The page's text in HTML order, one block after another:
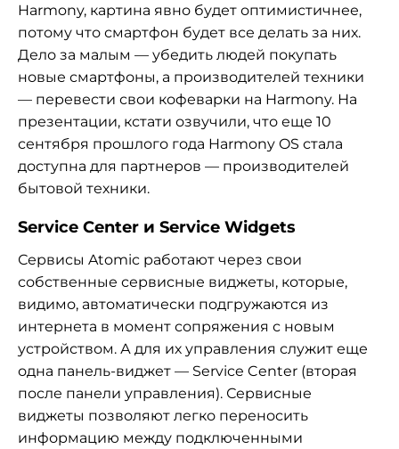
Harmony, картина явно будет оптимистичнее,
потому что смартфон будет все делать за них.
Дело за малым — убедить людей покупать
новые смартфоны, а производителей техники
— перевести свои кофеварки на Harmony. На
презентации, кстати озвучили, что еще 10
сентября прошлого года Harmony OS стала
доступна для партнеров — производителей
бытовой техники.
Service Center и Service Widgets
Сервисы Atomic работают через свои
собственные сервисные виджеты, которые,
видимо, автоматически подгружаются из
интернета в момент сопряжения с новым
устройством. А для их управления служит еще
одна панель-виджет — Service Center (вторая
после панели управления). Сервисные
виджеты позволяют легко переносить
информацию между подключенными